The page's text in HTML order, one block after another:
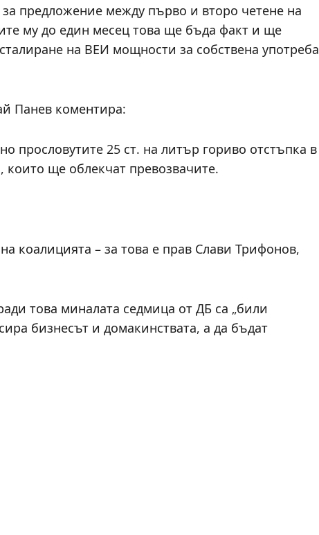
предложение между първо и второ четене на
му до един месец това ще бъда факт и ще
на ВЕИ мощности за собствена употреба
Панев коментира:
прословутите 25 ст. на литър гориво отстъпка в
които ще облекчат превозвачите.
коалицията – за това е прав Слави Трифонов,
това миналата седмица от ДБ са „били
бизнесът и домакинствата, а да бъдат